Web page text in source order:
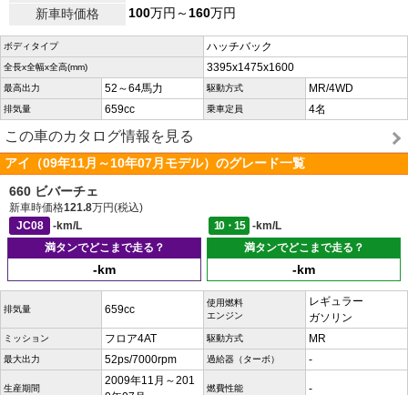
新車時価格
100万円～160万円
ボディタイプ ハッチバック
全長x全幅x全高(mm) 3395x1475x1600
最高出力 52～64馬力 駆動方式 MR/4WD
排気量 659cc 乗車定員 4名
この車のカタログ情報を見る
アイ（09年11月～10年07月モデル）のグレード一覧
660 ビバーチェ
新車時価格121.8万円(税込)
JC08
-km/L 10・15
-km/L
満タンでどこまで走る？
-km
満タンでどこまで走る？
-km
排気量 659cc
使用燃料
エンジン
レギュラー
ガソリン
ミッション フロア4AT 駆動方式 MR
最大出力 52ps/7000rpm 過給器（ターボ） -
生産期間
2009年11月～201
燃費性能 -